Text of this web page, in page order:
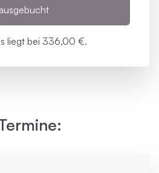
ausgebucht
liegt bei 336,00 €.